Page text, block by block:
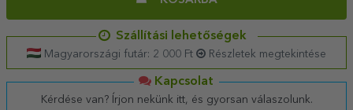
Szállítási lehetőségek
Magyarországi futár: 2 000 Ft Részletek megtekintése
Kapcsolat
Kérdése van? Írjon nekünk itt, és gyorsan válaszolunk.